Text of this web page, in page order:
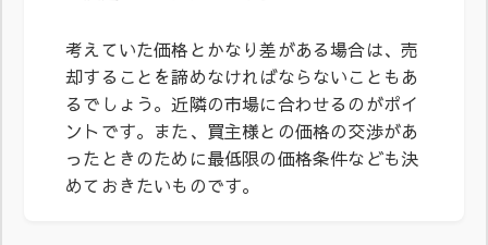
考えていた価格とかなり差がある場合は、売
却することを諦めなければならないこともあ
るでしょう。近隣の市場に合わせるのがポイ
ントです。また、買主様との価格の交渉があ
ったときのために最低限の価格条件なども決
めておきたいものです。